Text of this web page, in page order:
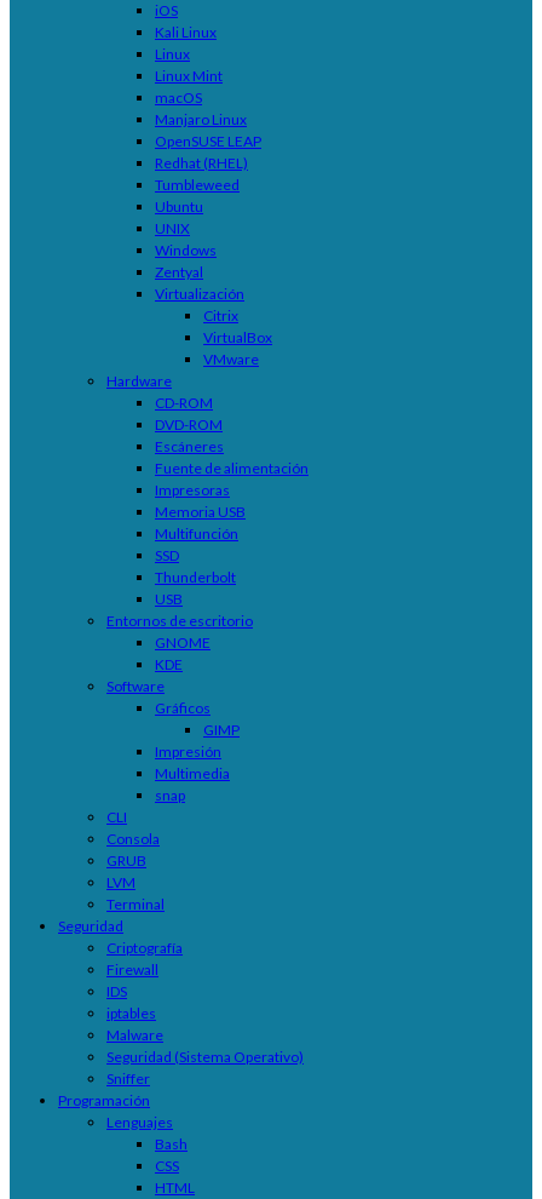
iOS
Kali Linux
Linux
Linux Mint
macOS
Manjaro Linux
OpenSUSE LEAP
Redhat (RHEL)
Tumbleweed
Ubuntu
UNIX
Windows
Zentyal
Virtualización
Citrix
VirtualBox
VMware
Hardware
CD-ROM
DVD-ROM
Escáneres
Fuente de alimentación
Impresoras
Memoria USB
Multifunción
SSD
Thunderbolt
USB
Entornos de escritorio
GNOME
KDE
Software
Gráficos
GIMP
Impresión
Multimedia
snap
CLI
Consola
GRUB
LVM
Terminal
Seguridad
Criptografía
Firewall
IDS
iptables
Malware
Seguridad (Sistema Operativo)
Sniffer
Programación
Lenguajes
Bash
CSS
HTML